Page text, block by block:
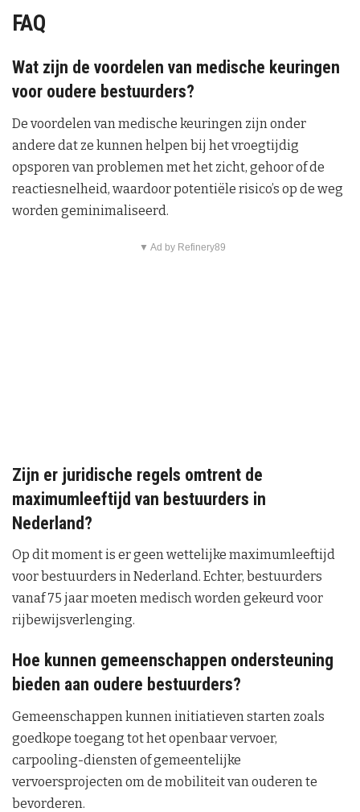
FAQ
Wat zijn de voordelen van medische keuringen
voor oudere bestuurders?
De voordelen van medische keuringen zijn onder
andere dat ze kunnen helpen bij het vroegtijdig
opsporen van problemen met het zicht, gehoor of de
reactiesnelheid, waardoor potentiële risico’s op de weg
worden geminimaliseerd.
▼ Ad by Refinery89
Zijn er juridische regels omtrent de
maximumleeftijd van bestuurders in
Nederland?
Op dit moment is er geen wettelijke maximumleeftijd
voor bestuurders in Nederland. Echter, bestuurders
vanaf 75 jaar moeten medisch worden gekeurd voor
rijbewijsverlenging.
Hoe kunnen gemeenschappen ondersteuning
bieden aan oudere bestuurders?
Gemeenschappen kunnen initiatieven starten zoals
goedkope toegang tot het openbaar vervoer,
carpooling-diensten of gemeentelijke
vervoersprojecten om de mobiliteit van ouderen te
bevorderen.